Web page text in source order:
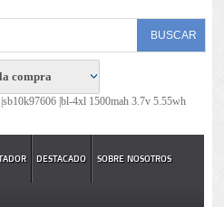
compra
sb10k97606 |bl-4xl 1500mah 3.7v 5.55wh
DESTACADO SOBRE NOSOTROS